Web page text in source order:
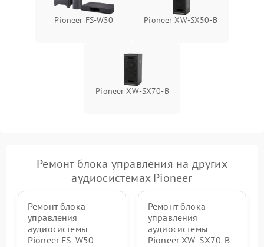
Pioneer FS-W50 Pioneer XW-SX50-B
Pioneer XW-SX70-B
Ремонт блока управления на других
аудиосистемах Pioneer
Ремонт блока
управления
аудиосистемы
Pioneer FS-W50
Ремонт блока
управления
аудиосистемы
Pioneer XW-SX70-B